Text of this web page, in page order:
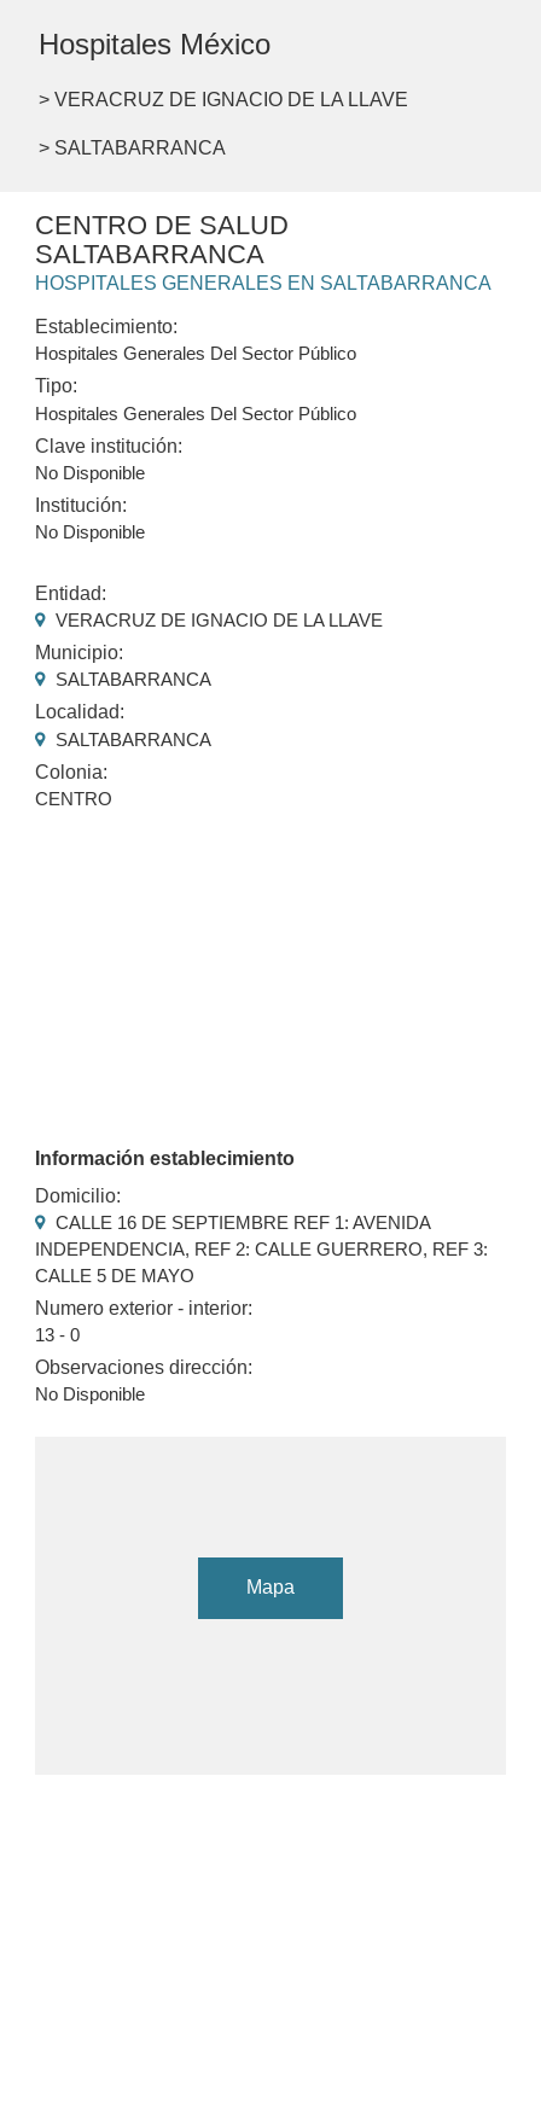
Hospitales México
> VERACRUZ DE IGNACIO DE LA LLAVE
> SALTABARRANCA
CENTRO DE SALUD
SALTABARRANCA
HOSPITALES GENERALES EN SALTABARRANCA
Establecimiento:
Hospitales Generales Del Sector Público
Tipo:
Hospitales Generales Del Sector Público
Clave institución:
No Disponible
Institución:
No Disponible
Entidad:
VERACRUZ DE IGNACIO DE LA LLAVE
Municipio:
SALTABARRANCA
Localidad:
SALTABARRANCA
Colonia:
CENTRO
Información establecimiento
Domicilio:
CALLE 16 DE SEPTIEMBRE REF 1: AVENIDA
INDEPENDENCIA, REF 2: CALLE GUERRERO, REF 3:
CALLE 5 DE MAYO
Numero exterior - interior:
13 - 0
Observaciones dirección:
No Disponible
Mapa